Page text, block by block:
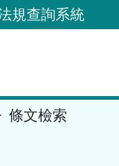
規查詢系統
條文檢索